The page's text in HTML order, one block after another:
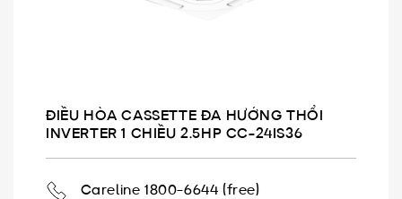
ĐIỀU HÒA CASSETTE ĐA HƯỚNG THỔI
INVERTER 1 CHIỀU 2.5HP CC-24IS36
Careline 1800-6644 (free)